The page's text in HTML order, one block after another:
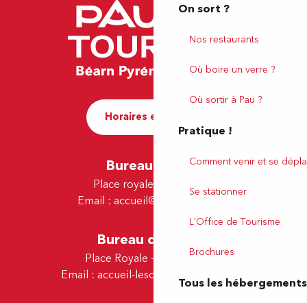
On sort ?
Nos restaurants
Où boire un verre ?
Où sortir à Pau ?
Pratique !
Comment venir et se
Se stationner
L'Office de Tourisme
Brochures
Tous les hébergements
Horaires et contact
Bureau de Pau
Place royale - 64000 Pau
Email : accueil@tourismepau.fr
Bureau de Lescar
Place Royale - 64230 Lescar
Email : accueil-lescar@tourismepau.fr